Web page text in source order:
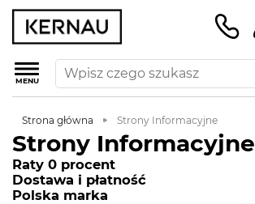
MENU
Strona główna Strony Informacyjne
Strony Informacyjne
Raty 0 procent
Dostawa i płatność
Polska marka